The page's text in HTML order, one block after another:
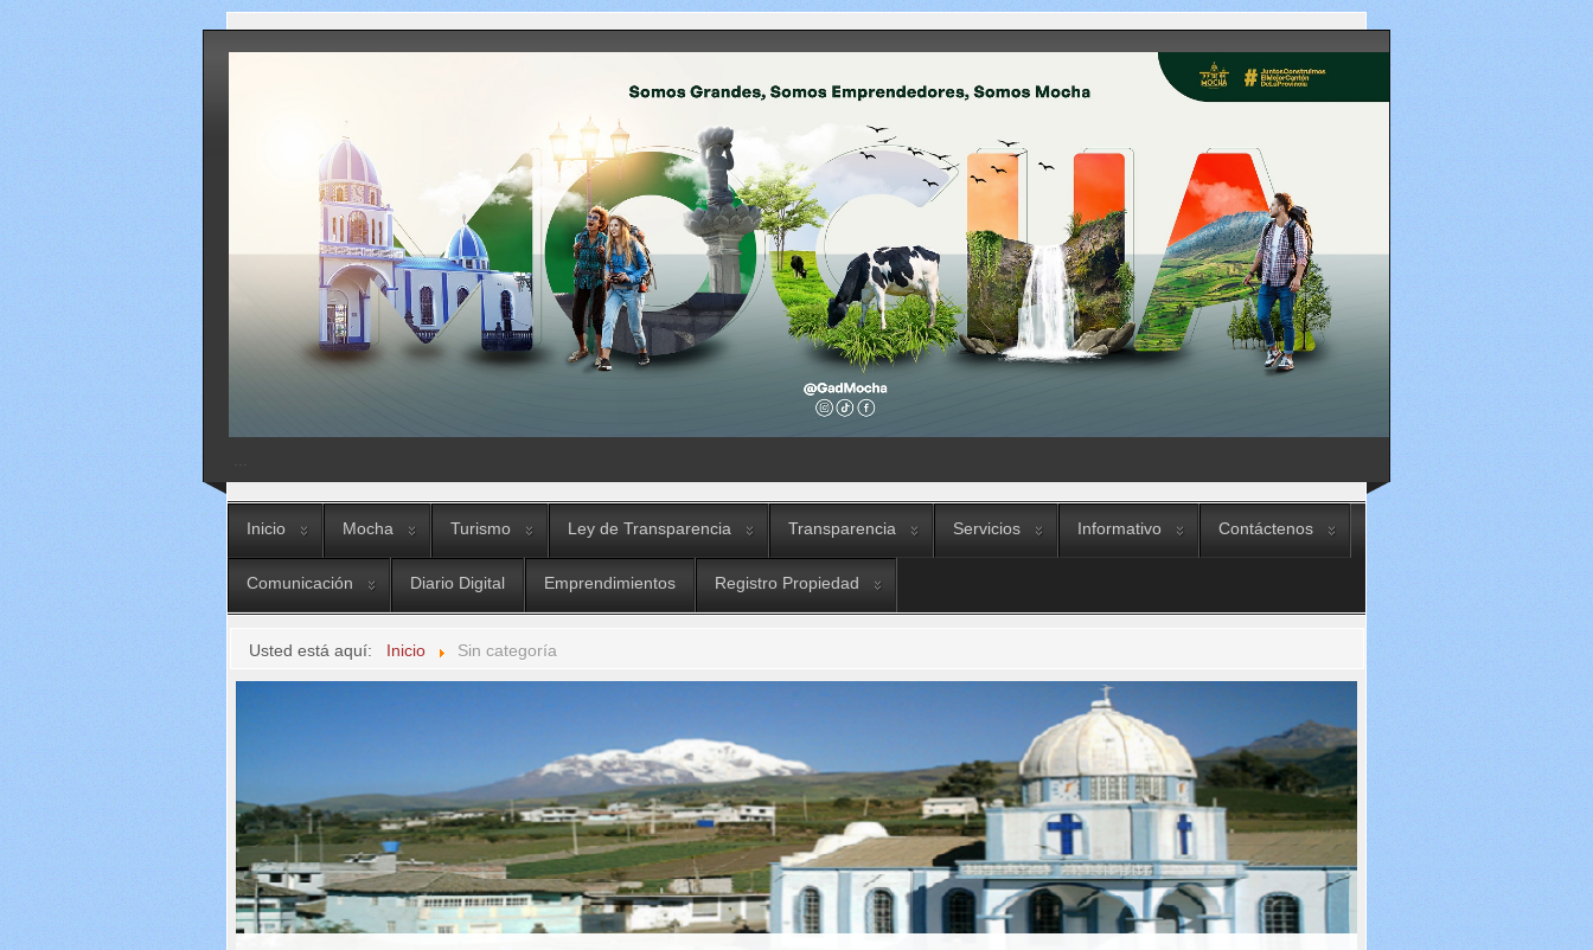
Inicio Mocha Turismo Ley de Transparencia Transparencia Servicios Informativo Contáctenos
Comunicación Diario Digital Emprendimientos Registro Propiedad
Usted está aquí: Inicio Sin categoría